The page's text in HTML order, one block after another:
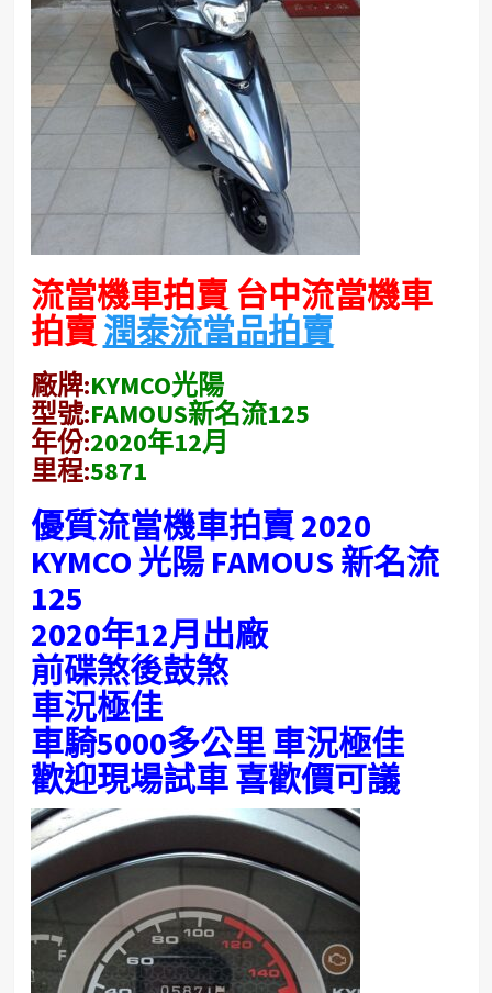
流當機車拍賣 台中流當機車
拍賣 潤泰流當品拍賣
廠牌:KYMCO光陽
型號:FAMOUS新名流125
年份:2020年12月
里程:5871
優質流當機車拍賣 2020
KYMCO 光陽 FAMOUS 新名流
125
2020年12月出廠
前碟煞後鼓煞
車況極佳
車騎5000多公里 車況極佳
歡迎現場試車 喜歡價可議